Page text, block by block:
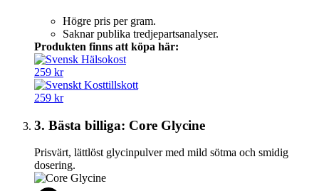
Högre pris per gram.
Saknar publika tredjepartsanalyser.
Produkten finns att köpa här:
259 kr
259 kr
3. Bästa billiga: Core Glycine
Prisvärt, lättlöst glycinpulver med mild sötma och smidig
dosering.